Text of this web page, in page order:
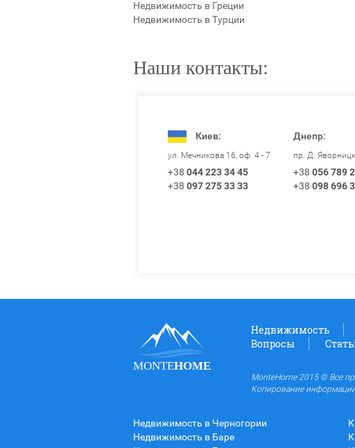
Недвижимость в Греции
Недвижимость в Турции
Наши контакты:
Киев:
ул. Мечникова 16, оф. 4 - 7
+38 044 223 34 45
+38 097 275 33 33
Днепр:
пр. Д.
+38 056 789
+38 098 696
MONTEHOME
Недвижимость
Вопросы
MonteHome 2015 © Все
Копирование
Недвижимость в Черногории
Недвижимость в Баре